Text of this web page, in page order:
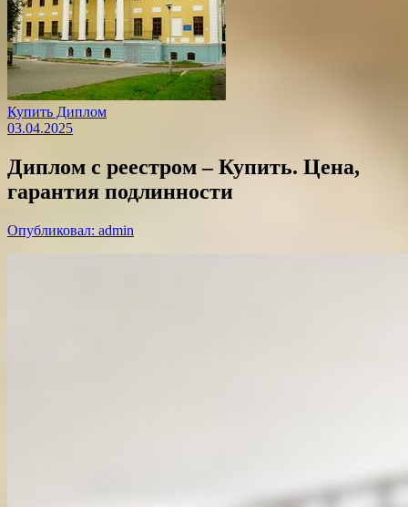
Купить Диплом
03.04.2025
Диплом с реестром – Купить. Цена,
гарантия подлинности
Опубликовал: admin